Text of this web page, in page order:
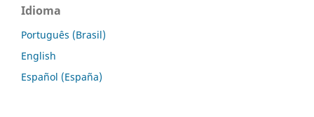
Idioma
Português (Brasil)
English
Español (España)